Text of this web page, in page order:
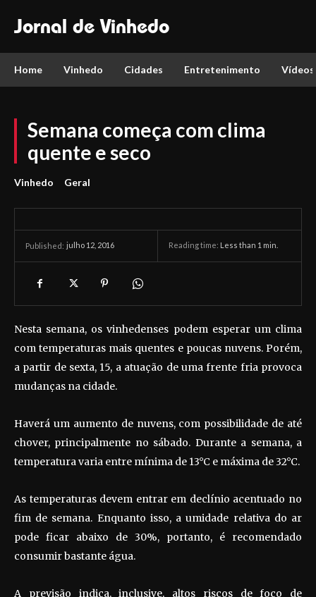
Jornal de Vinhedo
Home Vinhedo Cidades Entretenimento Vídeos
Semana começa com clima
quente e seco
Vinhedo Geral
Published: julho 12, 2016 Reading time: Less than 1 min.
Nesta semana, os vinhedenses podem esperar um clima
com temperaturas mais quentes e poucas nuvens. Porém,
a partir de sexta, 15, a atuação de uma frente fria provoca
mudanças na cidade.
Haverá um aumento de nuvens, com possibilidade de até
chover, principalmente no sábado. Durante a semana, a
temperatura varia entre mínima de 13°C e máxima de 32°C.
As temperaturas devem entrar em declínio acentuado no
fim de semana. Enquanto isso, a umidade relativa do ar
pode ficar abaixo de 30%, portanto, é recomendado
consumir bastante água.
A previsão indica, inclusive, altos riscos de foco de